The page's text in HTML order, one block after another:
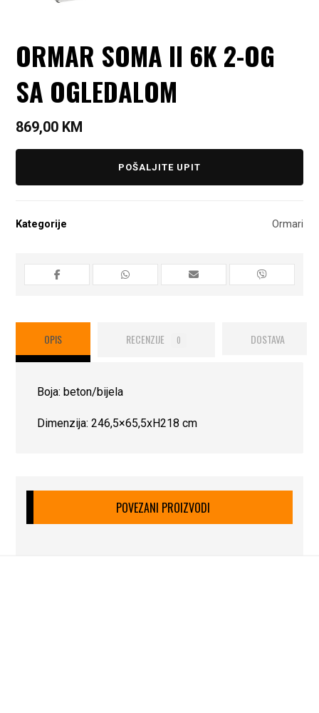
ORMAR SOMA II 6K 2-OG
SA OGLEDALOM
869,00 KM
POŠALJITE UPIT
Kategorije Ormari
OPIS RECENZIJE 0 DOSTAVA
Boja: beton/bijela
Dimenzija: 246,5×65,5xH218 cm
POVEZANI PROIZVODI